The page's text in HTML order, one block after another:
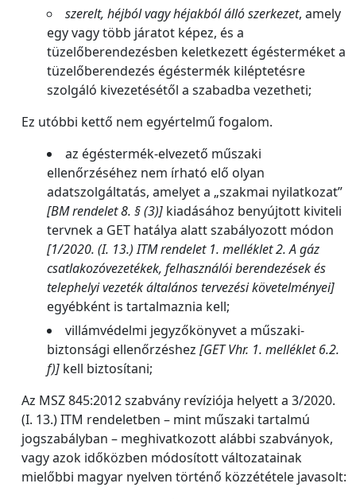
szerelt, héjból vagy héjakból álló szerkezet, amely
egy vagy több járatot képez, és a
tüzelőberendezésben keletkezett égésterméket a
tüzelőberendezés égéstermék kiléptetésre
szolgáló kivezetésétől a szabadba vezetheti;
Ez utóbbi kettő nem egyértelmű fogalom.
az égéstermék-elvezető műszaki
ellenőrzéséhez nem írható elő olyan
adatszolgáltatás, amelyet a „szakmai nyilatkozat”
[BM rendelet 8. § (3)] kiadásához benyújtott kiviteli
tervnek a GET hatálya alatt szabályozott módon
[1/2020. (I. 13.) ITM rendelet 1. melléklet 2. A gáz
csatlakozóvezetékek, felhasználói berendezések és
telephelyi vezeték általános tervezési követelményei]
egyébként is tartalmaznia kell;
villámvédelmi jegyzőkönyvet a műszaki-
biztonsági ellenőrzéshez [GET Vhr. 1. melléklet 6.2.
f)] kell biztosítani;
Az MSZ 845:2012 szabvány revíziója helyett a 3/2020.
(I. 13.) ITM rendeletben – mint műszaki tartalmú
jogszabályban – meghivatkozott alábbi szabványok,
vagy azok időközben módosított változatainak
mielőbbi magyar nyelven történő közzététele javasolt: